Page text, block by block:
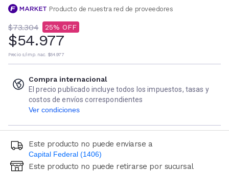
Producto de nuestra red de proveedores
$73.304 25
$54.977
Precio s/imp. nac. $54.977
Compra internacional
El precio publicado incluye todos los impuestos, tasas y
costos de envíos correspondientes
Ver condiciones
Este producto no puede enviarse a
Capital Federal (1406)
Ingresá código postal (sólo números)
Este producto no puede retirarse por sucursal